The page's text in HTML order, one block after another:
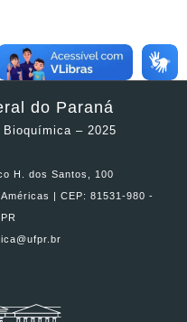
do Paraná
– 2025
H. dos Santos, 100
| CEP: 81531-980 -